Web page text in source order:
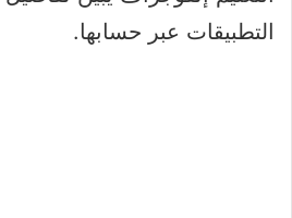
التطبيقات عبر حسابها.